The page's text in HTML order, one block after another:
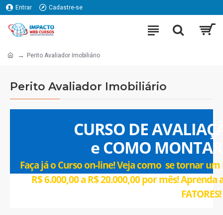
Entrar Cadastre-se
Perito Avaliador Imobiliário
Perito Avaliador Imobiliário
CURSO DE
e COMO
Faça já o Curso on-line! Veja como se tornar um
R$ 6.000,00 a R$ 20.000,00 por mês!
FATORES!